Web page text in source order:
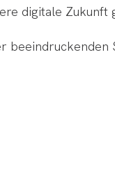
digitale Zukunft
beeindruckenden